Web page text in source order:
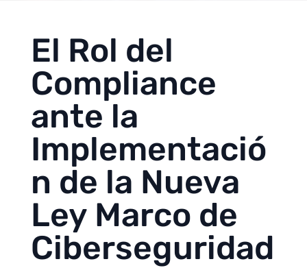
El Rol del
Compliance
ante la
Implementació
n de la Nueva
Ley Marco de
Ciberseguridad